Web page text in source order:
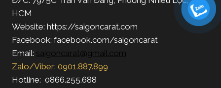
HCM
Website: https://saigoncarat.com
Facebook: facebook.com/saigoncarat
Email: saigoncarat@gmail.com
Zalo/Viber: 0901.887.899
Hotline: 0866.255.688